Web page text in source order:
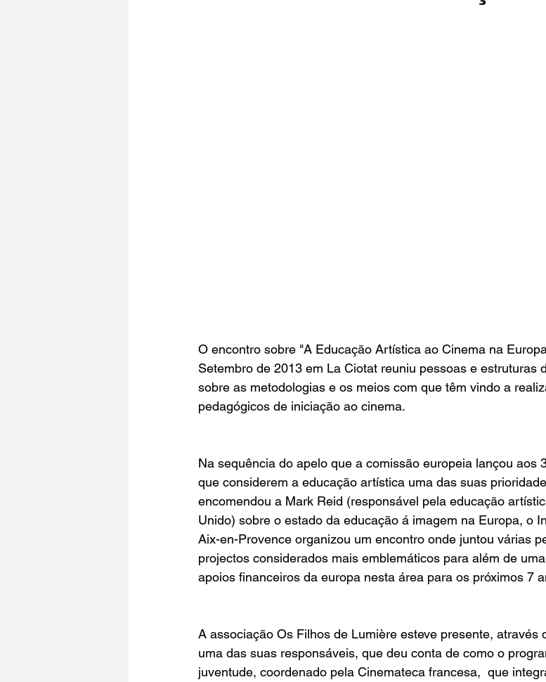
O encontro sobre "A Educação Artística ao Cinema na
Setembro de 2013 em La Ciotat reuniu pessoas e estruturas
sobre as metodologias e os meios com que têm vindo a
pedagógicos de iniciação ao cinema.
Na sequência do apelo que a comissão europeia lançou aos
que considerem a educação artística uma das suas
encomendou a Mark Reid (responsável pela educação
Unido) sobre o estado da educação á imagem na Europa, o
Aix-en-Provence organizou um encontro onde juntou várias
projectos considerados mais emblemáticos para além de
apoios financeiros da europa nesta área para os próximos 7
A associação Os Filhos de Lumière esteve presente, através
uma das suas responsáveis, que deu conta de como o
juventude, coordenado pela Cinemateca francesa,  que